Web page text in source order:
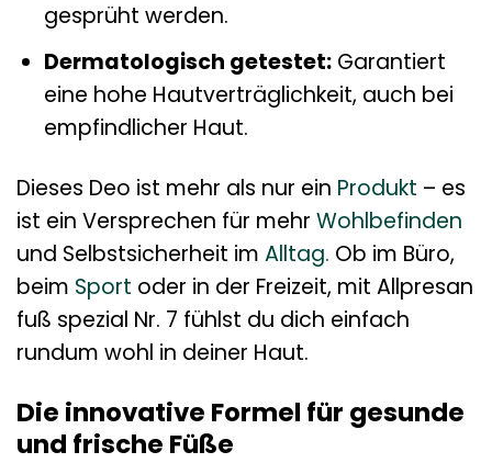
gesprüht werden.
Dermatologisch getestet:Garantiert
eine hohe Hautverträglichkeit, auch bei
empfindlicher Haut.
Dieses Deo ist mehr als nur ein Produkt – es
ist ein Versprechen für mehr Wohlbefinden
und Selbstsicherheit im Alltag. Ob im Büro,
beim Sport oder in der Freizeit, mit Allpresan
fuß spezial Nr. 7 fühlst du dich einfach
rundum wohl in deiner Haut.
Die innovative Formel für gesunde
und frische Füße